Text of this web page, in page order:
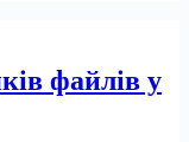
файлів у